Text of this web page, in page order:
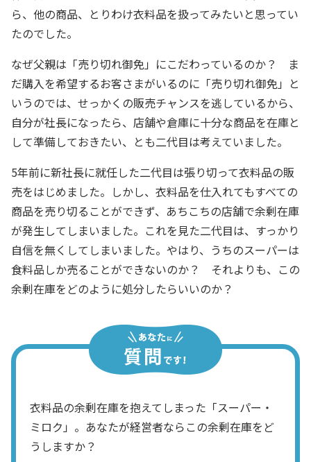
ら、他の商品、とりわけ衣料品を扱ってみたいと思ってい
たのでした。
なぜ父親は「売り切れ御免」にこだわっているのか？ ま
だ購入を希望するお客さまがいるのに「売り切れ御免」と
いうのでは、せっかくの販売チャンスを逃しているから、
自分が社長になったら、店舗や倉庫に十分な商品を在庫と
して準備しておきたい、とも二代目は考えていました。
5年前に新社長に就任した二代目は張り切って衣料品の販
売をはじめました。しかし、衣料品を仕入れてもすべての
商品を売り切ることができず、あちこちの店舗で余剰在庫
が発生してしまいました。これを見た二代目は、すっかり
自信を無くしてしまいました。やはり、うちのスーパーは
食料品しか売ることができないのか？ それよりも、この
余剰在庫をどのように処分したらいいのか？
衣料品の余剰在庫を抱えてしまった「スーパー・
ミロク」。あなたが経営者ならこの余剰在庫をど
うしますか？